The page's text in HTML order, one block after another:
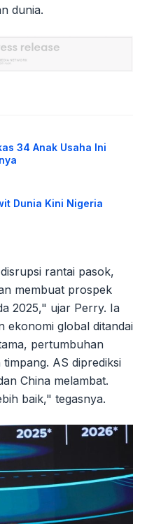
dunia.
34 Anak Usaha Ini
Dunia Kini Nigeria
rantai pasok,
membuat prospek
2025," ujar Perry. Ia
ekonomi global ditandai
pertumbuhan
AS diprediksi
China melambat.
baik," tegasnya.